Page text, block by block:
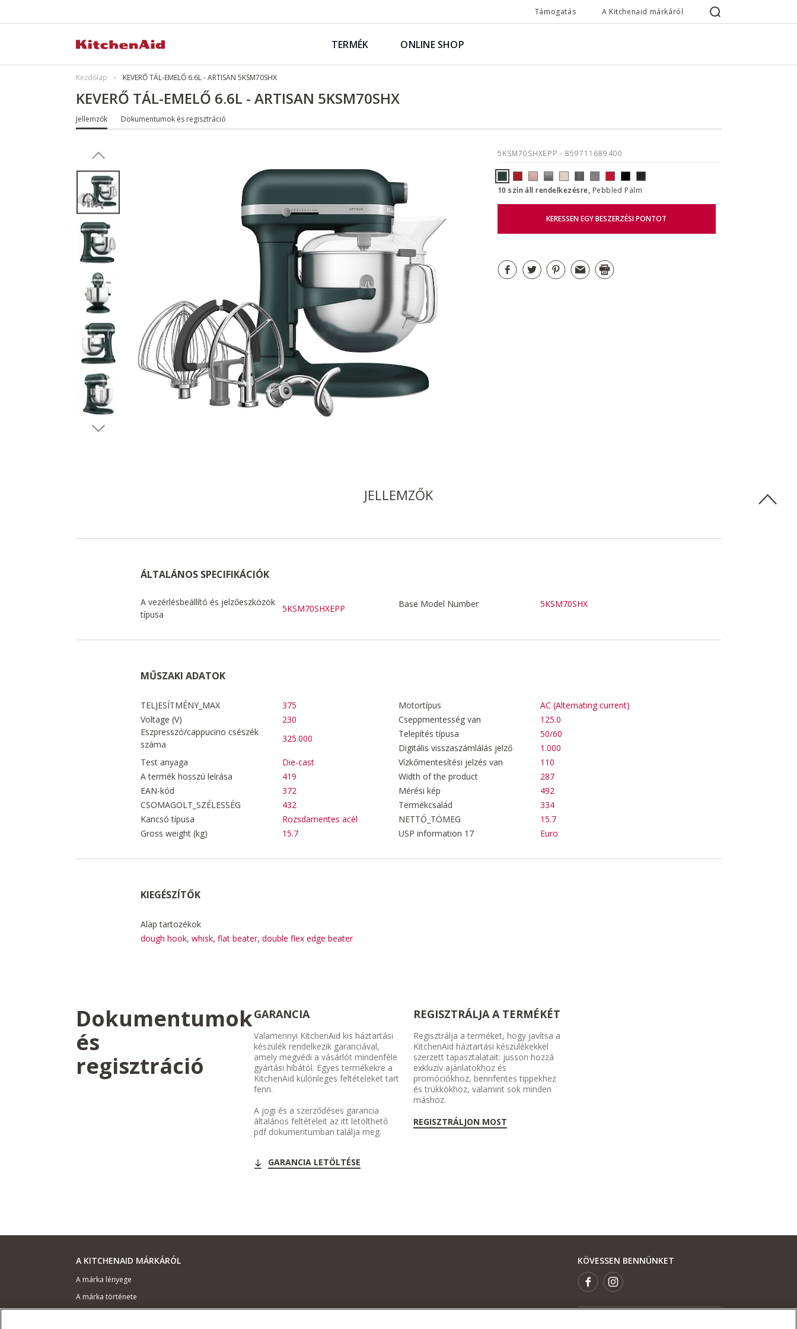
Támogatás A Kitchenaid márkáról
TERMÉK ONLINE SHOP
Kezdőlap KEVERŐ TÁL-EMELŐ 6.6L - ARTISAN 5KSM70SHX
KEVERŐ TÁL-EMELŐ 6.6L - ARTISAN 5KSM70SHX
Jellemzők Dokumentumok és regisztráció
5KSM70SHXEPP - 859711689400
10 szín áll rendelkezésre, Pebbled Palm
KERESSEN EGY BESZERZÉSI PONTOT
JELLEMZŐK
ÁLTALÁNOS SPECIFIKÁCIÓK
A vezérlésbeállító és jelzőeszközök
típusa
5KSM70SHXEPP Base Model Number 5KSM70SHX
MŰSZAKI ADATOK
TELJESÍTMÉNY_MAX 375 Motortípus
AC (Alternating current)
Voltage (V)
230 Cseppmentesség van
125.0
Eszpresszó/cappucino csészék
száma
325.000 Telepítés típusa
50/60
Digitális visszaszámlálás jelző
1.000
Test anyaga
Die-cast Vízkőmentesítési jelzés van
110
A termék hosszú leírása
419 Width of the product
287
EAN-kód
372 Mérési kép
492
CSOMAGOLT_SZÉLESSÉG
432 Termékcsalád
334
Kancsó típusa
Rozsdamentes acél NETTÓ_TÖMEG
15.7
Gross weight (kg)
15.7 USP information 17 Euro
KIEGÉSZÍTŐK
Alap tartozékok
dough hook, whisk, flat beater, double flex edge beater
Dokumentumok
és
regisztráció
GARANCIA
Valamennyi KitchenAid kis háztartási
készülék rendelkezik garanciával,
amely megvédi a vásárlót mindenféle
gyártási hibától. Egyes termékekre a
KitchenAid különleges feltételeket tart
fenn.
A jogi és a szerződéses garancia
általános feltételeit az itt letölthető
pdf dokumentumban találja meg.
GARANCIA LETÖLTÉSE
REGISZTRÁLJA A TERMÉKÉT
Regisztrálja a terméket, hogy javítsa a
KitchenAid háztartási készülékekkel
szerzett tapasztalatait: jusson hozzá
exkluzív ajánlatokhoz és
promóciókhoz, bennfentes tippekhez
és trükkökhöz, valamint sok minden
máshoz.
REGISZTRÁLJON MOST
A KITCHENAID MÁRKÁRÓL
A márka lényege
A márka története
KÖVESSEN BENNÜNKET